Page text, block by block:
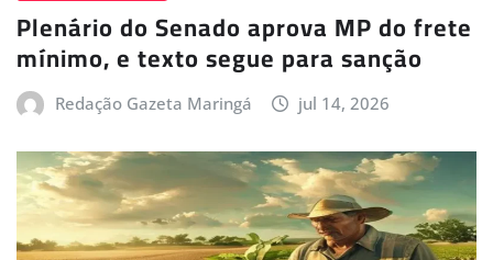
Plenário do Senado aprova MP do frete
mínimo, e texto segue para sanção
Redação Gazeta Maringá jul 14, 2026